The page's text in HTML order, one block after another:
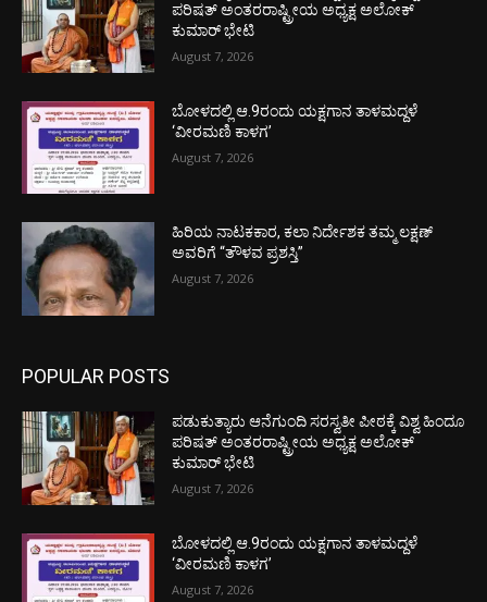
ಪರಿಷತ್ ಅಂತರರಾಷ್ಟ್ರೀಯ ಅಧ್ಯಕ್ಷ ಅಲೋಕ್
ಕುಮಾರ್ ಭೇಟಿ
August 7, 2026
ಬೋಳದಲ್ಲಿ ಆ.9ರಂದು ಯಕ್ಷಗಾನ ತಾಳಮದ್ದಳೆ
‘ವೀರಮಣಿ ಕಾಳಗ’
August 7, 2026
ಹಿರಿಯ ನಾಟಕಕಾರ, ಕಲಾ ನಿರ್ದೇಶಕ ತಮ್ಮ ಲಕ್ಷಣ್
ಅವರಿಗೆ “ತೌಳವ ಪ್ರಶಸ್ತಿ”
August 7, 2026
POPULAR POSTS
ಪಡುಕುತ್ಯಾರು ಆನೆಗುಂದಿ ಸರಸ್ವತೀ ಪೀಠಕ್ಕೆ ವಿಶ್ವ ಹಿಂದೂ
ಪರಿಷತ್ ಅಂತರರಾಷ್ಟ್ರೀಯ ಅಧ್ಯಕ್ಷ ಅಲೋಕ್
ಕುಮಾರ್ ಭೇಟಿ
August 7, 2026
ಬೋಳದಲ್ಲಿ ಆ.9ರಂದು ಯಕ್ಷಗಾನ ತಾಳಮದ್ದಳೆ
‘ವೀರಮಣಿ ಕಾಳಗ’
August 7, 2026